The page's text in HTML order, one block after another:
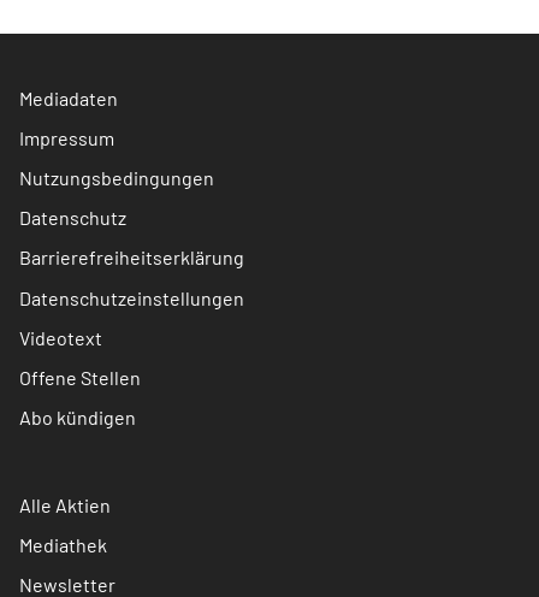
Mediadaten
Impressum
Nutzungsbedingungen
Datenschutz
Barrierefreiheitserklärung
Datenschutzeinstellungen
Videotext
Offene Stellen
Abo kündigen
Alle Aktien
Mediathek
Newsletter